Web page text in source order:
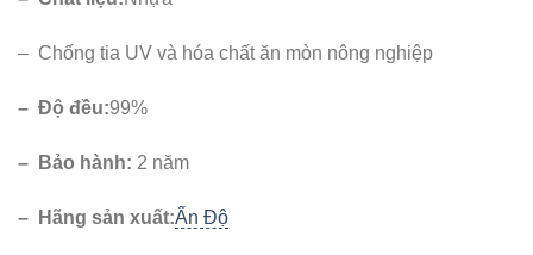
– Chống tia UV và hóa chất ăn mòn nông nghiệp
– Độ đều:99%
– Bảo hành: 2 năm
– Hãng sản xuất:Ấn Độ